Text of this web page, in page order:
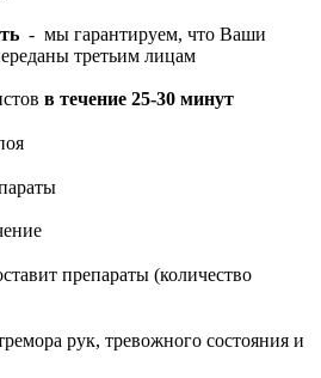
- мы гарантируем, что Ваши
третьим лицам
в течение 25-30 минут
препараты (количество
рук, тревожного состояния и